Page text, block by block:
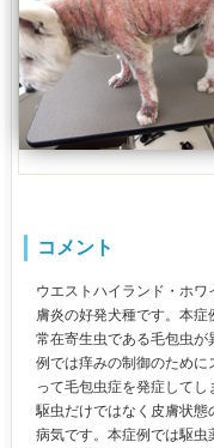
コメント
ウエストハイランド・ホ
膚炎の好発犬種です。本症
常在寄生虫である毛包虫
例では痒みの制御のために
って毛包虫症を発症して
駆虫だけではなく皮膚状
病気です。本症例では駆